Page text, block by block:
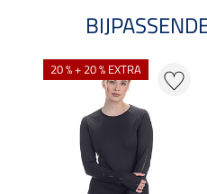
20 % + 20 % EXTRA